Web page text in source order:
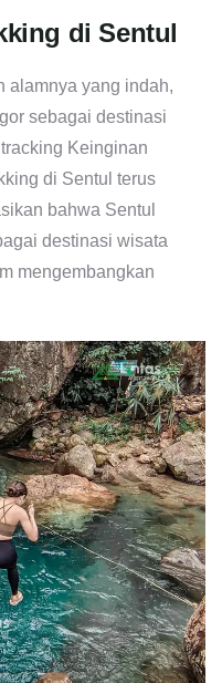
di Sentul
alamnya yang indah,
sebagai destinasi
Keinginan
di Sentul terus
bahwa Sentul
destinasi wisata
mengembangkan